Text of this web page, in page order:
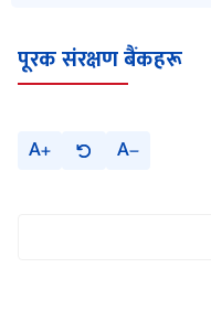
पूरक संरक्षण बैंकहरू
A A